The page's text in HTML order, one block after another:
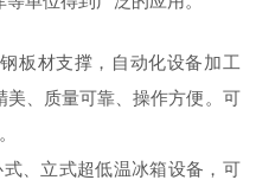
板材支撑，自动化设备加工
、质量可靠、操作方便。可
、立式超低温冰箱设备，可